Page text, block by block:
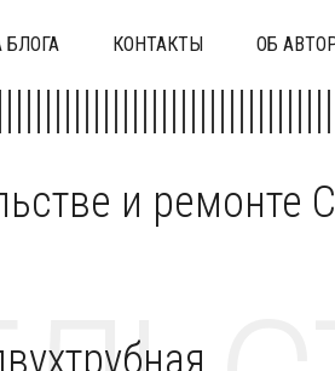
БЛОГА КОНТАКТЫ ОБ
и ремонте